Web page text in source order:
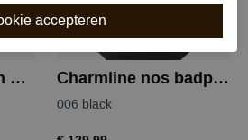
Charmline modern marina badpak Charmline nos badpak
006 black